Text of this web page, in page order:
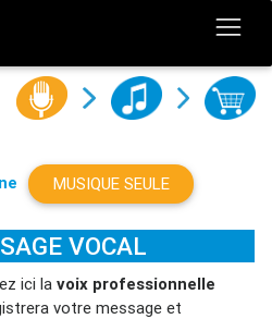
MUSIQUE SEULE
VOCAL
ici lavoix professionnelle
votre message et